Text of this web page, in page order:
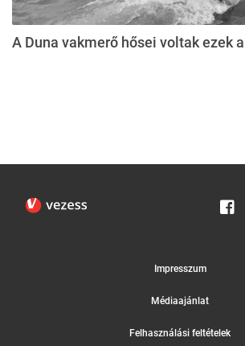
A Duna vakmerő hősei voltak ezek
Impresszum
Médiaajánlat
Felhasználási feltételek